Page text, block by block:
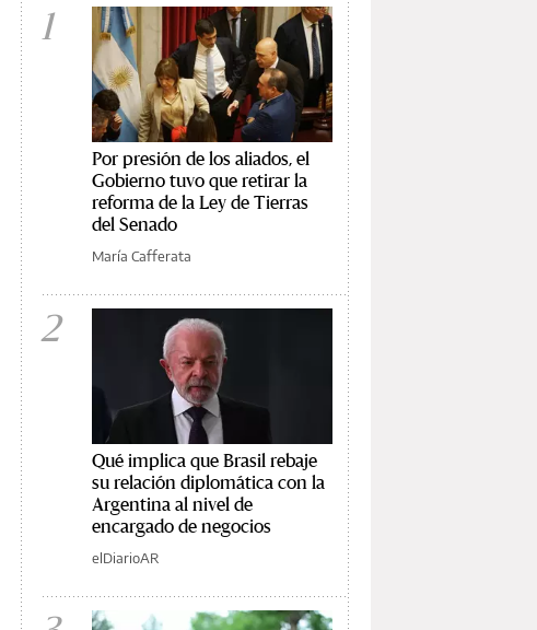
1
Por presión de los aliados, el
Gobierno tuvo que retirar la
reforma de la Ley de Tierras
del Senado
María Cafferata
2
Qué implica que Brasil rebaje
su relación diplomática con la
Argentina al nivel de
encargado de negocios
elDiarioAR